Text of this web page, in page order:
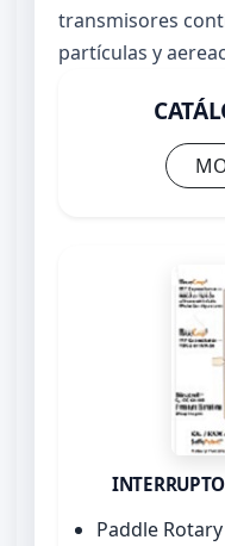
transmisores
partículas y
Paddle